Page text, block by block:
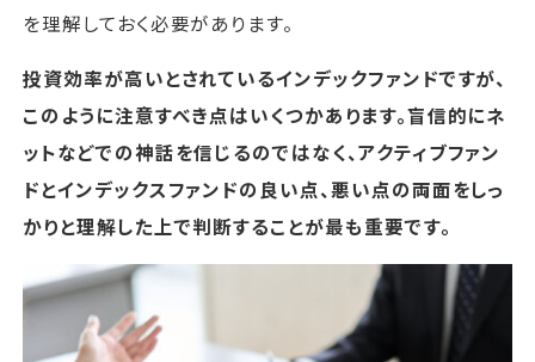
を理解しておく必要があります。
投資効率が高いとされているインデックファンドですが、
このように注意すべき点はいくつかあります。盲信的にネ
ットなどでの神話を信じるのではなく、アクティブファン
ドとインデックスファンドの良い点、悪い点の両面をしっ
かりと理解した上で判断することが最も重要です。